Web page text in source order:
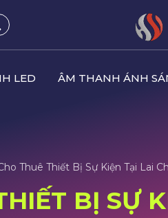
LED ÂM THANH ÁNH
Thuê Thiết Bị Sự Kiện Tại Lai
BỊ SỰ